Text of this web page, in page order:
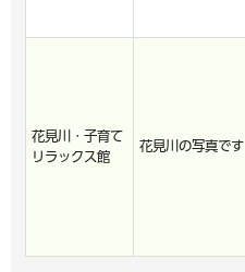
花見川・子育て
リラックス館
花見川の写真です